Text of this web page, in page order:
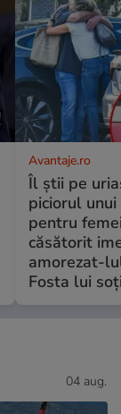
Avantaje.ro
Îl știi pe
piciorul
pentru
căsătorit
amorezat-
Fosta lui
04 aug.